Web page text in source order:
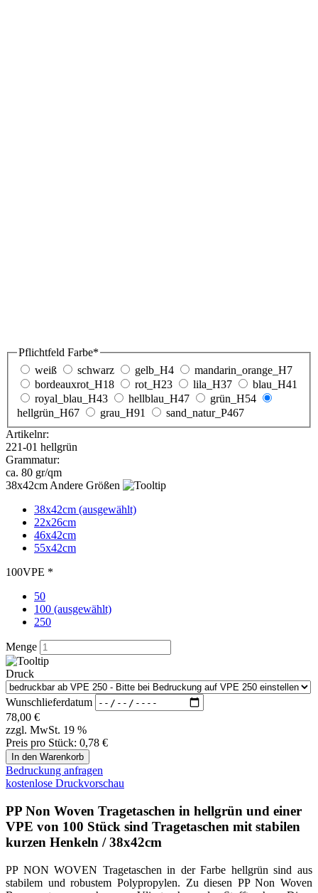
Pflichtfeld Farbe*
weiß
schwarz gelb_H4
mandarin_orange_H7
bordeauxrot_H18
rot_H23 lila_H37
blau_H41
royal_blau_H43
hellblau_H47
grün_H54
hellgrün_H67
grau_H91
sand_natur_P467
Artikelnr:
221-01 hellgrün
Grammatur:
ca. 80 gr/qm
Andere Größen
38x42cm (ausgewählt)
22x26cm
46x42cm
55x42cm
VPE *
50
100 (ausgewählt)
250
Menge
Druck
Wunschlieferdatum
78,00 €
zzgl. MwSt. 19 %
Preis pro Stück: 0,78 €
Bedruckung anfragen
kostenlose Druckvorschau
PP Non Woven Tragetaschen in hellgrün und einer
VPE von 100 Stück sind Tragetaschen mit stabilen
kurzen Henkeln / 38x42cm
PP NON WOVEN Tragetaschen in der Farbe hellgrün sind aus
stabilem und robustem Polypropylen. Zu diesen PP Non Woven